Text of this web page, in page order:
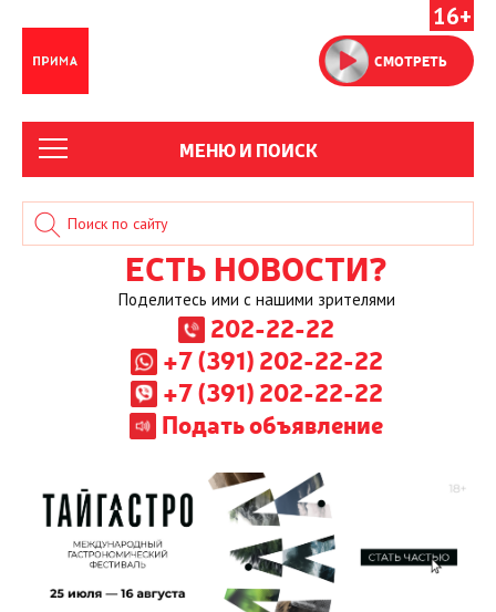
16+
СМОТРЕТЬ
МЕНЮ И ПОИСК
ЕСТЬ НОВОСТИ?
Поделитесь ими с нашими зрителями
202-22-22
+7 (391) 202-22-22
+7 (391) 202-22-22
Подать объявление